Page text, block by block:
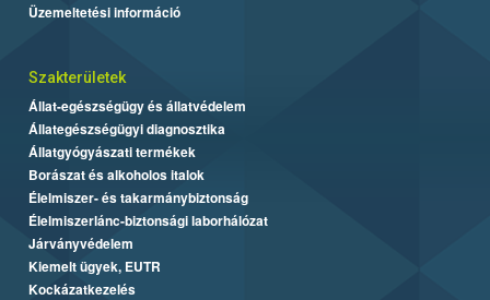
Üzemeltetési információ
Szakterületek
Állat-egészségügy és állatvédelem
Állategészségügyi diagnosztika
Állatgyógyászati termékek
Borászat és alkoholos italok
Élelmiszer- és takarmánybiztonság
Élelmiszerlánc-biztonsági laborhálózat
Járványvédelem
Kiemelt ügyek, EUTR
Kockázatkezelés